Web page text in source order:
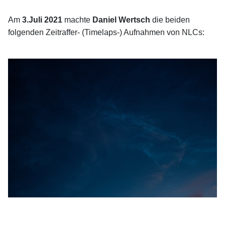
Am 3.Juli 2021 machte Daniel Wertsch die beiden
folgenden Zeitraffer- (Timelaps-) Aufnahmen von NLCs: